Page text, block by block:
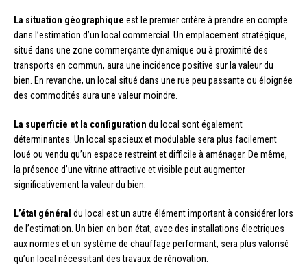
La situation géographique est le premier critère à prendre en compte
dans l’estimation d’un local commercial. Un emplacement stratégique,
situé dans une zone commerçante dynamique ou à proximité des
transports en commun, aura une incidence positive sur la valeur du
bien. En revanche, un local situé dans une rue peu passante ou éloignée
des commodités aura une valeur moindre.
La superficie et la configuration du local sont également
déterminantes. Un local spacieux et modulable sera plus facilement
loué ou vendu qu’un espace restreint et difficile à aménager. De même,
la présence d’une vitrine attractive et visible peut augmenter
significativement la valeur du bien.
L’état général du local est un autre élément important à considérer lors
de l’estimation. Un bien en bon état, avec des installations électriques
aux normes et un système de chauffage performant, sera plus valorisé
qu’un local nécessitant des travaux de rénovation.